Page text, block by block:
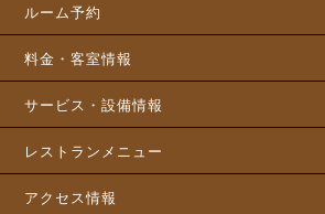
ルーム予約
料金・客室情報
サービス・設備情報
レストランメニュー
アクセス情報